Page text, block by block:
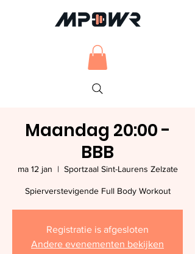
Maandag 20:00 -
BBB
ma 12 jan
  |
Sportzaal Sint-Laurens Zelzate
Spierverstevigende Full Body Workout
Registratie is afgesloten
Andere evenementen bekijken